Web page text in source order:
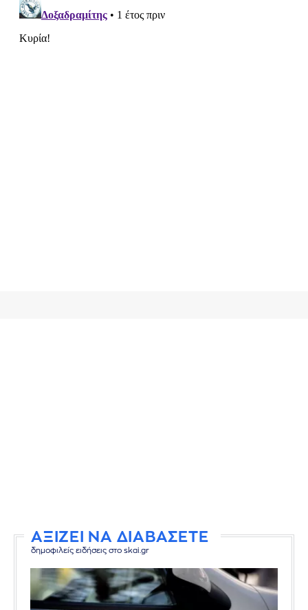
ΑΞΙΖΕΙ ΝΑ ΔΙΑΒΑΣΕΤΕ
δημοφιλείς ειδήσεις στο skai.gr